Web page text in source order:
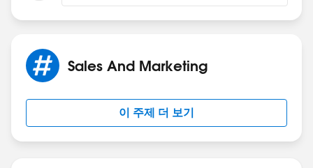
Sales And Marketing
이 주제 더 보기